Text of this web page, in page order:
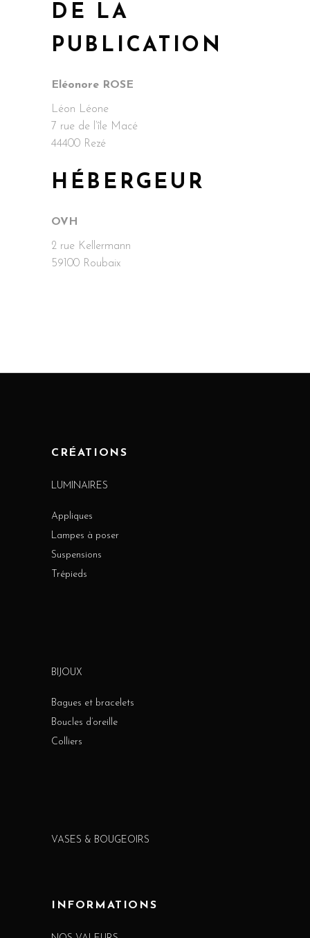
DE LA
PUBLICATION
Eléonore ROSE
Léon Léone
7 rue de l’île Macé
44400 Rezé
HÉBERGEUR
OVH
2 rue Kellermann
59100 Roubaix
CRÉATIONS
LUMINAIRES
Appliques
Lampes à poser
Suspensions
Trépieds
BIJOUX
Bagues et bracelets
Boucles d’oreille
Colliers
VASES & BOUGEOIRS
INFORMATIONS